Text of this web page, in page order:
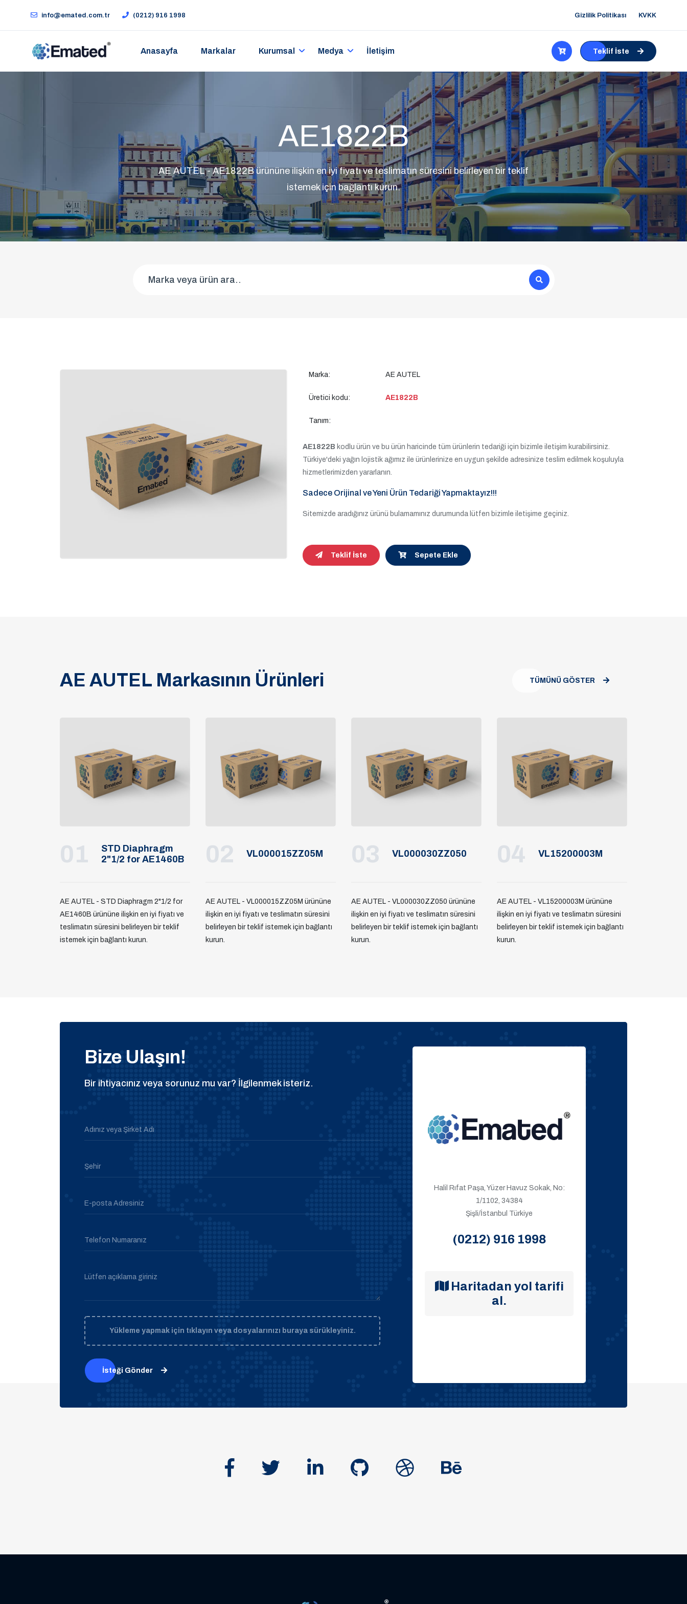
info@emated.com.tr (0212) 916 1998 Gizlilik Politikası KVKK
Anasayfa Markalar Kurumsal Medya İletişim Teklif İste
AE1822B
AE AUTEL - AE1822B ürününe ilişkin en iyi fiyatı ve teslimatın süresini belirleyen bir teklif
istemek için bağlantı kurun.
Marka: AE AUTEL
Üretici kodu: AE1822B
Tanım:
AE1822B kodlu ürün ve bu ürün haricinde tüm ürünlerin tedariği için bizimle iletişim kurabilirsiniz.
Türkiye'deki yağın lojistik ağımız ile ürünlerinize en uygun şekilde adresinize teslim edilmek koşuluyla
hizmetlerimizden yararlanın.
Sadece Orijinal ve Yeni Ürün Tedariği Yapmaktayız!!!
Sitemizde aradığınız ürünü bulamamınız durumunda lütfen bizimle iletişime geçiniz.
Teklif İste Sepete Ekle
AE AUTEL Markasının Ürünleri TÜMÜNÜ GÖSTER
01
STD Diaphragm
2"1/2 for AE1460B
AE AUTEL - STD Diaphragm 2"1/2 for
AE1460B ürününe ilişkin en iyi fiyatı ve
teslimatın süresini belirleyen bir teklif
istemek için bağlantı kurun.
02 VL000015ZZ05M
AE AUTEL - VL000015ZZ05M ürününe
ilişkin en iyi fiyatı ve teslimatın süresini
belirleyen bir teklif istemek için bağlantı
kurun.
03 VL000030ZZ050
AE AUTEL - VL000030ZZ050 ürününe
ilişkin en iyi fiyatı ve teslimatın süresini
belirleyen bir teklif istemek için bağlantı
kurun.
04 VL15200003M
AE AUTEL - VL15200003M ürününe
ilişkin en iyi fiyatı ve teslimatın süresini
belirleyen bir teklif istemek için bağlantı
kurun.
Bize Ulaşın!
Bir ihtiyacınız veya sorunuz mu var? İlgilenmek isteriz.
Adınız veya Şirket Adı
Şehir
E-posta Adresiniz
Telefon Numaranız
Lütfen açıklama giriniz
Yükleme yapmak için tıklayın veya dosyalarınızı buraya sürükleyiniz.
İsteği Gönder
Halil Rıfat Paşa, Yüzer Havuz Sokak, No:
1/1102, 34384
Şişli/İstanbul Türkiye
(0212) 916 1998
Haritadan yol tarifi
al.